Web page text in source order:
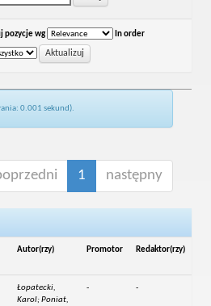
pozycje wg In order
0.001 sekund).
1 następny
Autor(rzy) Promotor Redaktor(rzy)
Łopatecki,
Karol; Poniat,
- -